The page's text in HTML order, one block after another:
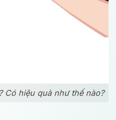
Có hiệu quả như thế nào?